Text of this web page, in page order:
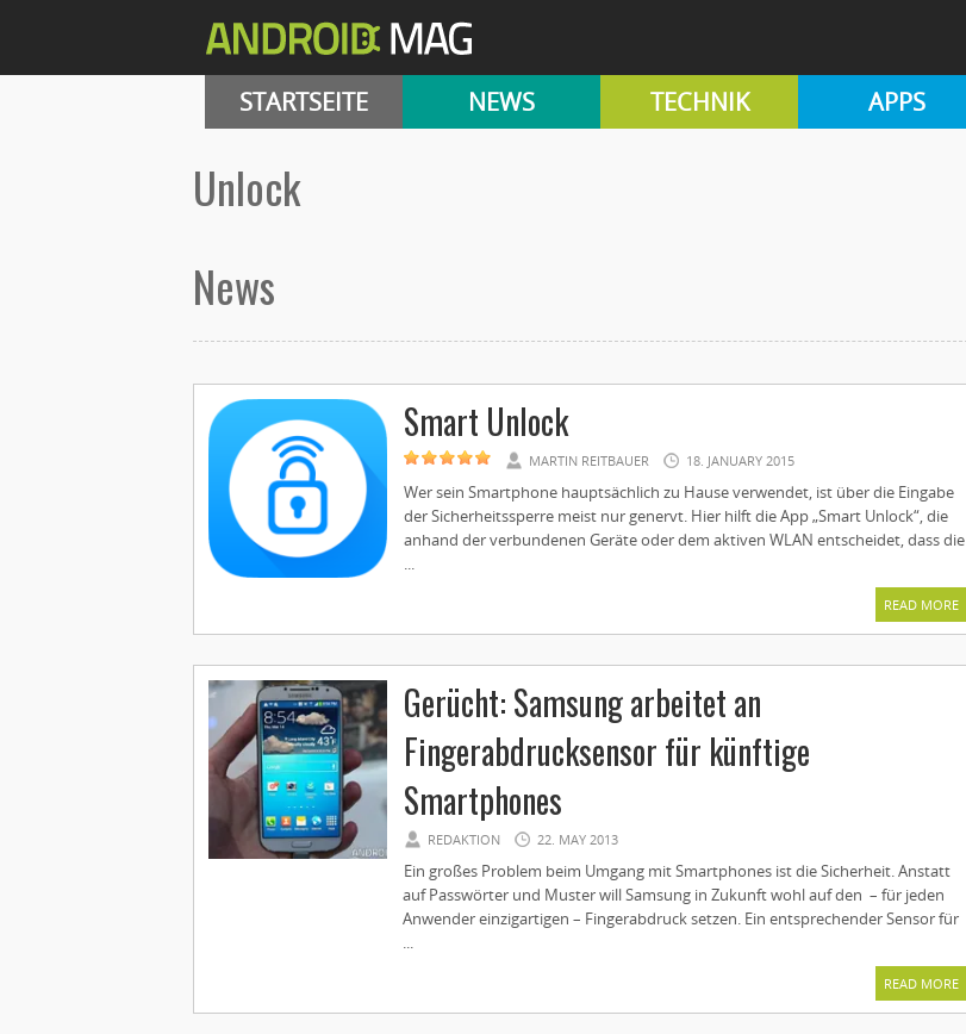
STARTSEITE NEWS TECHNIK APPS
unlock
News
Smart Unlock
MARTIN REITBAUER 18. JANUARY 2015
Wer sein Smartphone hauptsächlich zu Hause verwendet, ist über die Eingabe
der Sicherheitssperre meist nur genervt. Hier hilft die App „Smart Unlock“, die
anhand der verbundenen Geräte oder dem aktiven WLAN entscheidet, dass die
...
READ MORE
Gerücht: Samsung arbeitet an
Fingerabdrucksensor für künftige
Smartphones
REDAKTION 22. MAY 2013
Ein großes Problem beim Umgang mit Smartphones ist die Sicherheit. Anstatt
auf Passwörter und Muster will Samsung in Zukunft wohl auf den – für jeden
Anwender einzigartigen – Fingerabdruck setzen. Ein entsprechender Sensor für
...
READ MORE